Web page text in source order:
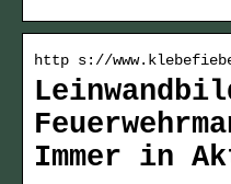
http s://
Immer in